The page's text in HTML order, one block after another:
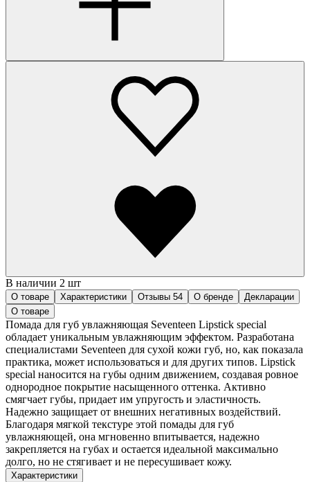
В наличии 2 шт
О товаре Характеристики Отзывы 54 О бренде
Декларации
О товаре
Помада для губ увлажняющая Seventeen Lipstick special
обладает уникальным увлажняющим эффектом. Разработана
специалистами Seventeen для сухой кожи губ, но, как показала
практика, может использоваться и для других типов. Lipstick
special наносится на губы одним движением, создавая ровное
однородное покрытие насыщенного оттенка. Активно
смягчает губы, придает им упругость и эластичность.
Надежно защищает от внешних негативных воздействий.
Благодаря мягкой текстуре этой помады для губ
увлажняющей, она мгновенно впитывается, надежно
закрепляется на губах и остается идеальной максимально
долго, но не стягивает и не пересушивает кожу.
Характеристики